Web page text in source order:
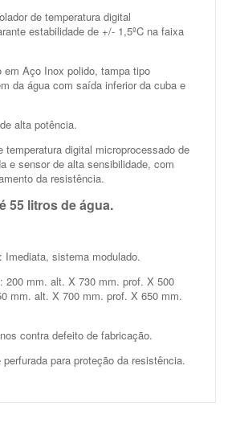
de temperatura digital
estabilidade de +/- 1,5ºC na faixa
em Aço Inox polido, tampa tipo
da água com saída inferior da cuba e
alta potência.
temperatura digital microprocessado de
e sensor de alta sensibilidade, com
da resistência.
55 litros de água.
sistema modulado.
200 mm. alt. X 730 mm. prof. X 500
mm. alt. X 700 mm. prof. X 650 mm.
contra defeito de fabricação.
para proteção da resistência.